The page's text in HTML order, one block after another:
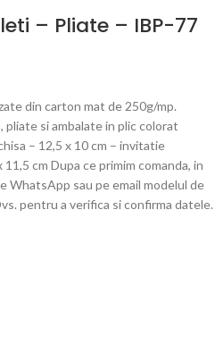
– Pliate – IBP-77
din carton mat de 250g/mp.
si ambalate in plic colorat
– 12,5 x 10 cm – invitatie
cm Dupa ce primim comanda, in
WhatsApp sau pe email modelul de
pentru a verifica si confirma datele.